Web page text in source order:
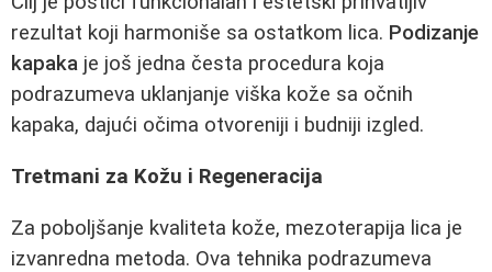
rezultat koji harmoniše sa ostatkom lica. Podizanje
kapaka je još jedna česta procedura koja
podrazumeva uklanjanje viška kože sa očnih
kapaka, dajući očima otvoreniji i budniji izgled.
Tretmani za Kožu i Regeneracija
Za poboljšanje kvaliteta kože, mezoterapija lica je
izvanredna metoda. Ova tehnika podrazumeva